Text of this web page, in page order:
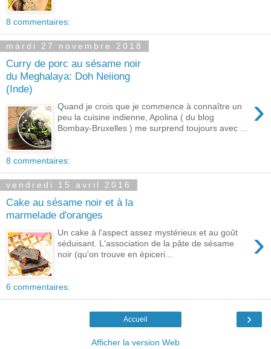
8 commentaires:
mardi 27 novembre 2018
Curry de porc au sésame noir
du Meghalaya: Doh Neiiong
(Inde)
›
Quand je crois que je commence à connaître un
peu la cuisine indienne, Apolina ( du blog
Bombay-Bruxelles ) me surprend toujours avec ...
8 commentaires:
vendredi 15 avril 2016
Cake au sésame noir et à la
marmelade d'oranges
›
Un cake à l'aspect assez mystérieux et au goût
séduisant. L'association de la pâte de sésame
noir (qu'on trouve en épiceri...
6 commentaires:
›
Accueil
Afficher la version Web